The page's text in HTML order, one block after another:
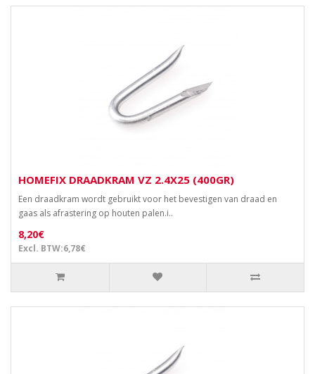
HOMEFIX DRAADKRAM VZ 2.4X25 (400GR)
Een draadkram wordt gebruikt voor het bevestigen van draad en
gaas als afrastering op houten palen.i..
8,20€
Excl. BTW:6,78€